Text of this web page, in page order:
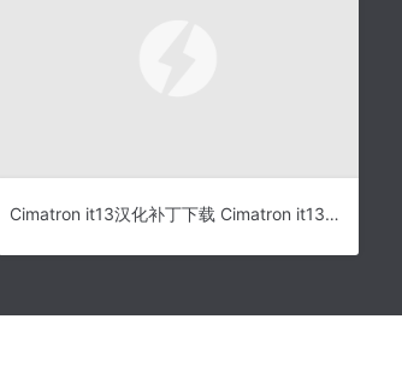
Cimatron it13汉化补丁下载 Cimatron it13汉化补丁 免费版